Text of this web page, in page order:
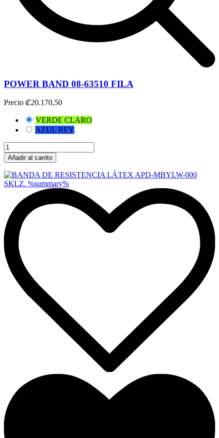
POWER BAND 08-63510 FILA
Precio ₡20.170,50
VERDE CLARO
AZUL REY
Añadir al carrito